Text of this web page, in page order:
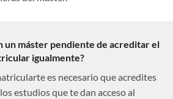
un máster pendiente de acreditar el
igualmente?
es necesario que acredites
estudios que te dan acceso al